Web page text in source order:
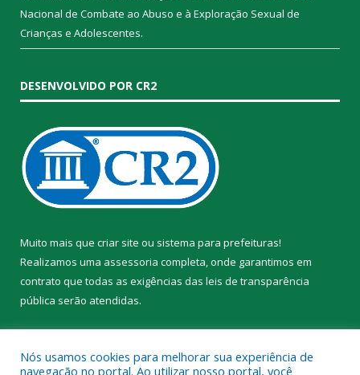
Nacional de Combate ao Abuso e à Exploração Sexual de
Crianças e Adolescentes.
DESENVOLVIDO POR CR2
Muito mais que criar site ou sistema para prefeituras!
Realizamos uma assessoria completa, onde garantimos em
contrato que todas as exigências das leis de transparência
pública serão atendidas.
Nós usamos cookies para melhorar sua experiência de
navegação no portal. Ao utilizar nosso portal, você